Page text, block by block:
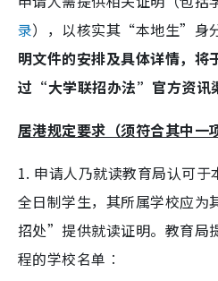
录），以核实其“本地生”身
明文件的安排及具体详情，将
过“大学联招办法”官方资讯
居港规定要求（须符合其中一
1. 申请人乃就读教育局认可
全日制学生，其所属学校应
招处”提供就读证明。教育局
程的学校名单︰